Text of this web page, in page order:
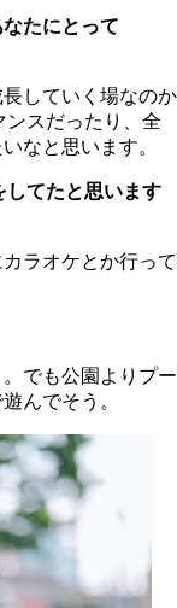
なたにとって
していく場なのか
スだったり、全
なと思います。
てたと思います
ラオケとか行って
でも公園よりプー
んでそう。